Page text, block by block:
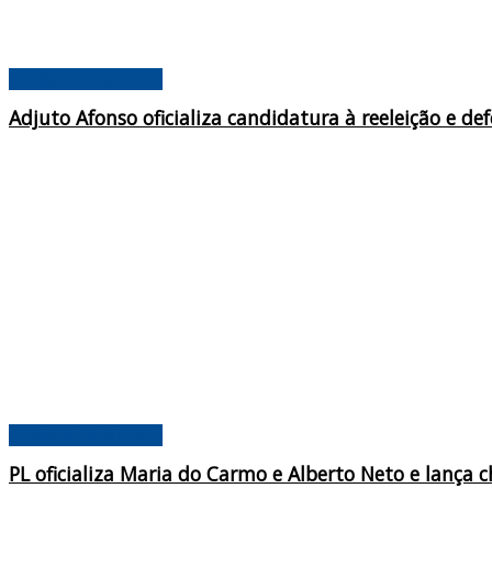
Adjuto Afonso oficializa candidatura à reeleição e
PL oficializa Maria do Carmo e Alberto Neto e lança